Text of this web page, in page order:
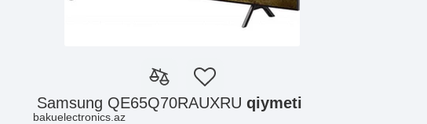
Samsung QE65Q70RAUXRU qiymeti
bakuelectronics.az